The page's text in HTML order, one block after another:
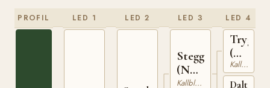
PROFIL LED 1 LED 2 LED 3
Stegg
(NO)
T-169
Kallblodig Travare
LED 4
Trygve
(NO)
T-
66
Kallblodig Travare
Dalterna